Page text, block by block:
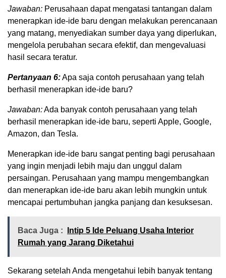
Jawaban: Perusahaan dapat mengatasi tantangan dalam
menerapkan ide-ide baru dengan melakukan perencanaan
yang matang, menyediakan sumber daya yang diperlukan,
mengelola perubahan secara efektif, dan mengevaluasi
hasil secara teratur.
Pertanyaan 6:Apa saja contoh perusahaan yang telah
berhasil menerapkan ide-ide baru?
Jawaban:Ada banyak contoh perusahaan yang telah
berhasil menerapkan ide-ide baru, seperti Apple, Google,
Amazon, dan Tesla.
Menerapkan ide-ide baru sangat penting bagi perusahaan
yang ingin menjadi lebih maju dan unggul dalam
persaingan. Perusahaan yang mampu mengembangkan
dan menerapkan ide-ide baru akan lebih mungkin untuk
mencapai pertumbuhan jangka panjang dan kesuksesan.
Baca Juga :
Intip 5 Ide Peluang Usaha Interior
Rumah yang Jarang Diketahui
Sekarang setelah Anda mengetahui lebih banyak tentang